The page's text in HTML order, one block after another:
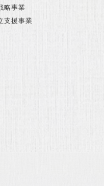
略事業
支援事業